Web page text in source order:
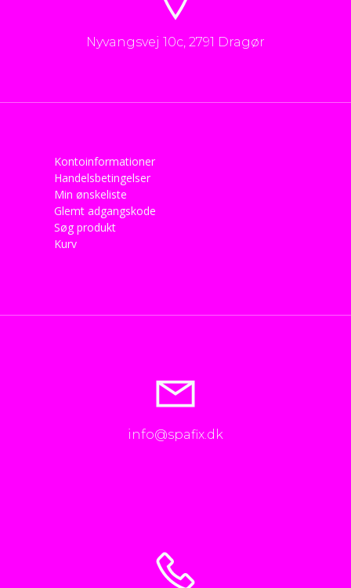
Nyvangsvej 10c, 2791 Dragør
Kontoinformationer
Handelsbetingelser
Min ønskeliste
Glemt adgangskode
Søg produkt
Kurv
info@spafix.dk